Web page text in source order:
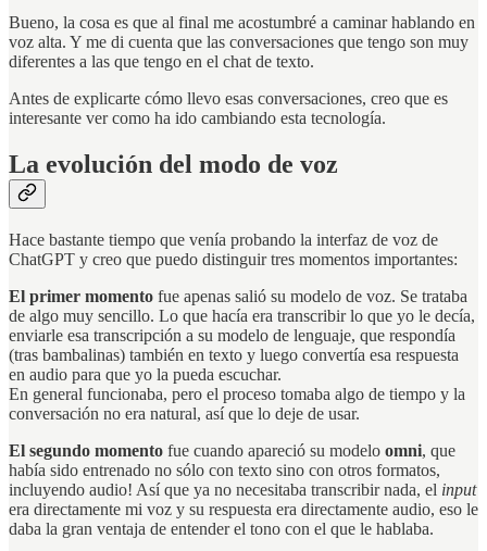
Bueno, la cosa es que al final me acostumbré a caminar hablando en
voz alta. Y me di cuenta que las conversaciones que tengo son muy
diferentes a las que tengo en el chat de texto.
Antes de explicarte cómo llevo esas conversaciones, creo que es
interesante ver como ha ido cambiando esta tecnología.
La evolución del modo de voz
Hace bastante tiempo que venía probando la interfaz de voz de
ChatGPT y creo que puedo distinguir tres momentos importantes:
El primer momento fue apenas salió su modelo de voz. Se trataba
de algo muy sencillo. Lo que hacía era transcribir lo que yo le decía,
enviarle esa transcripción a su modelo de lenguaje, que respondía
(tras bambalinas) también en texto y luego convertía esa respuesta
en audio para que yo la pueda escuchar.
En general funcionaba, pero el proceso tomaba algo de tiempo y la
conversación no era natural, así que lo deje de usar.
El segundo momento fue cuando apareció su modelo omni, que
había sido entrenado no sólo con texto sino con otros formatos,
incluyendo audio! Así que ya no necesitaba transcribir nada, el input
era directamente mi voz y su respuesta era directamente audio, eso le
daba la gran ventaja de entender el tono con el que le hablaba.